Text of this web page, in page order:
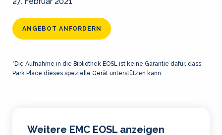
ANGEBOT ANFORDERN
*Die Aufnahme in die Bibliothek EOSL ist keine Garantie dafür, dass
Park Place dieses spezielle Gerät unterstützen kann.
Weitere EMC EOSL anzeigen